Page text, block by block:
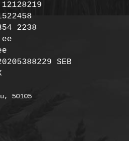
2238
SEB
50105